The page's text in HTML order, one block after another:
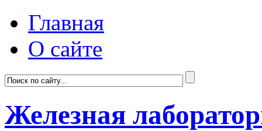
Главная
О сайте
Железная